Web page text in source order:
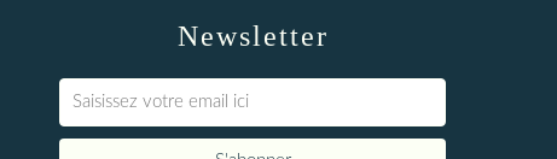
Newsletter